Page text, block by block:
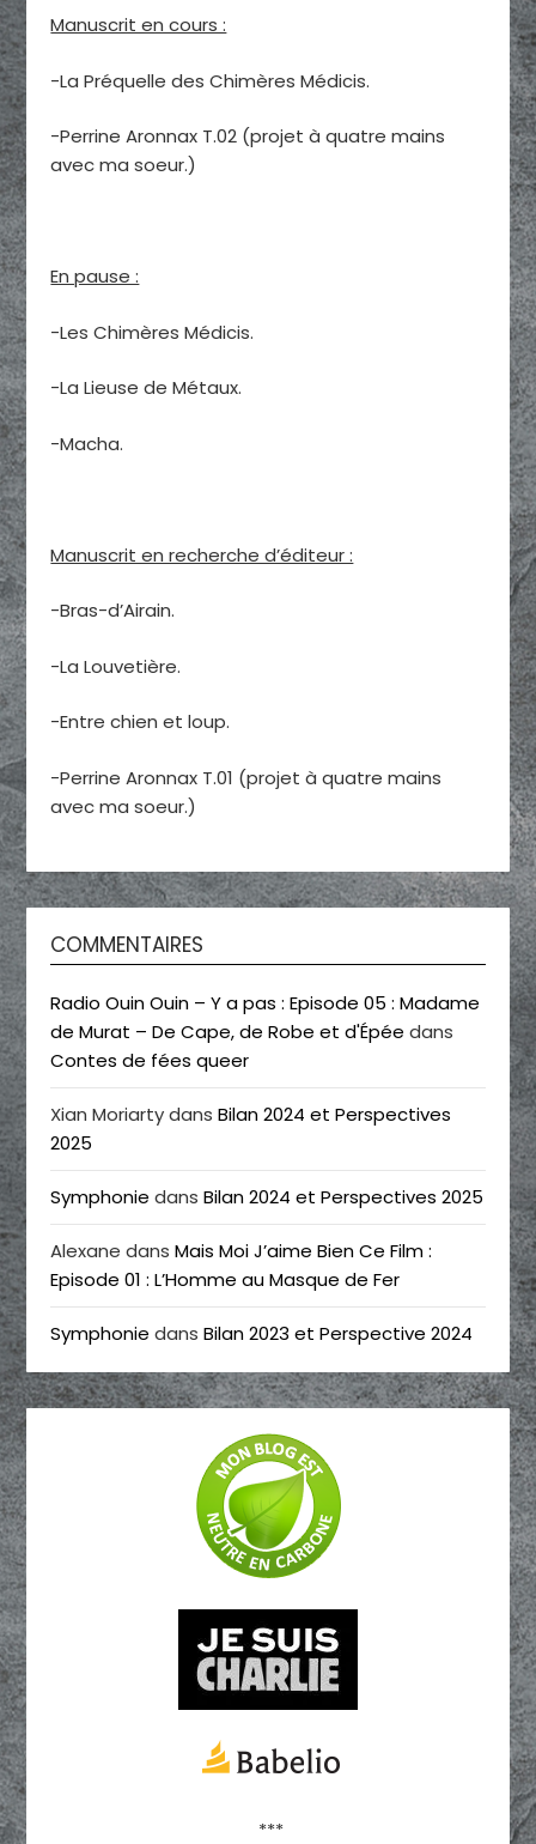
Manuscrit en cours :
-La Préquelle des Chimères Médicis.
-Perrine Aronnax T.02 (projet à quatre mains
avec ma soeur.)
En pause :
-Les Chimères Médicis.
-La Lieuse de Métaux.
-Macha.
Manuscrit en recherche d’éditeur :
-Bras-d’Airain.
-La Louvetière.
-Entre chien et loup.
-Perrine Aronnax T.01 (projet à quatre mains
avec ma soeur.)
COMMENTAIRES
Radio Ouin Ouin – Y a pas : Episode 05 : Madame
de Murat – De Cape, de Robe et d'Épée dans
Contes de fées queer
Xian MoriartydansBilan 2024 et Perspectives
2025
Symphonie dansBilan 2024 et Perspectives 2025
Alexane dansMais Moi J’aime Bien Ce Film :
Episode 01 : L’Homme au Masque de Fer
Symphonie dansBilan 2023 et Perspective 2024
***